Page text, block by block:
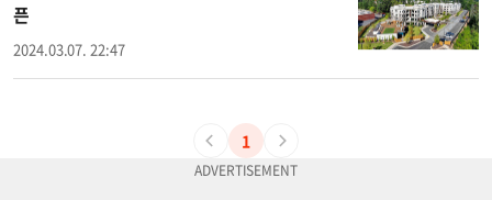
픈
2024.03.07. 22:47
1